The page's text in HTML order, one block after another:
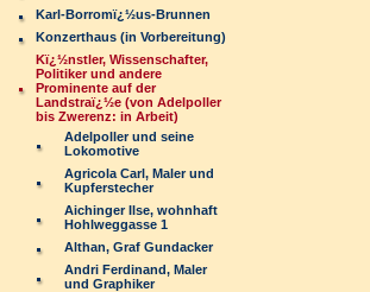
Karl-Borromï¿½us-Brunnen
Konzerthaus (in Vorbereitung)
Kï¿½nstler, Wissenschafter,
Politiker und andere
Prominente auf der
Landstraï¿½e (von Adelpoller
bis Zwerenz: in Arbeit)
Adelpoller und seine
Lokomotive
Agricola Carl, Maler und
Kupferstecher
Aichinger Ilse, wohnhaft
Hohlweggasse 1
Althan, Graf Gundacker
Andri Ferdinand, Maler
und Graphiker